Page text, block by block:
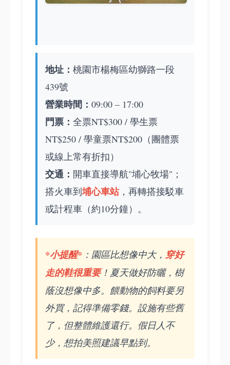
地址： 桃園市楊梅區幼獅路一段
439號
營業時間： 09:00 – 17:00
門票： 全票NT$300 / 學生票
NT$250 / 學童票NT$200（團體票
或線上常有折扣）
交通： 開車直接導航"埔心牧場"；
搭火車到埔心車站，再轉搭接駁車
或計程車（約10分鐘）。
*小提醒* ：園區比想像中大， 穿好
走的鞋很重要！夏天做好防曬，樹
蔭沒想像中多。餵動物的飼料要另
外買，記得準備零錢。設施有些舊
了，但整體維護還行。假日人不
少，想拍美照建議早點到。